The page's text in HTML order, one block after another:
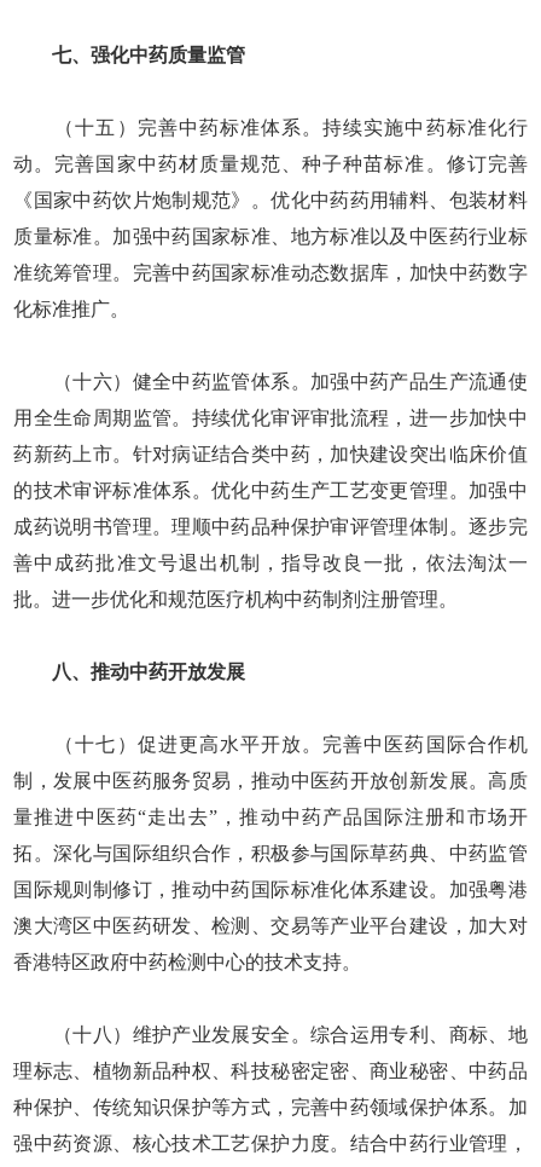
七、强化中药质量监管
（十五）完善中药标准体系。持续实施中药标准化行
动。完善国家中药材质量规范、种子种苗标准。修订完善
《国家中药饮片炮制规范》。优化中药药用辅料、包装材料
质量标准。加强中药国家标准、地方标准以及中医药行业标
准统筹管理。完善中药国家标准动态数据库，加快中药数字
化标准推广。
（十六）健全中药监管体系。加强中药产品生产流通使
用全生命周期监管。持续优化审评审批流程，进一步加快中
药新药上市。针对病证结合类中药，加快建设突出临床价值
的技术审评标准体系。优化中药生产工艺变更管理。加强中
成药说明书管理。理顺中药品种保护审评管理体制。逐步完
善中成药批准文号退出机制，指导改良一批，依法淘汰一
批。进一步优化和规范医疗机构中药制剂注册管理。
八、推动中药开放发展
（十七）促进更高水平开放。完善中医药国际合作机
制，发展中医药服务贸易，推动中医药开放创新发展。高质
量推进中医药“走出去”，推动中药产品国际注册和市场开
拓。深化与国际组织合作，积极参与国际草药典、中药监管
国际规则制修订，推动中药国际标准化体系建设。加强粤港
澳大湾区中医药研发、检测、交易等产业平台建设，加大对
香港特区政府中药检测中心的技术支持。
（十八）维护产业发展安全。综合运用专利、商标、地
理标志、植物新品种权、科技秘密定密、商业秘密、中药品
种保护、传统知识保护等方式，完善中药领域保护体系。加
强中药资源、核心技术工艺保护力度。结合中药行业管理，